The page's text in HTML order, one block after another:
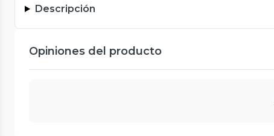
Descripción
Opiniones del producto